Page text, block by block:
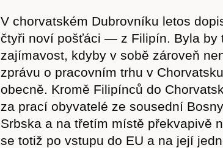
V chorvatském Dubrovníku letos
čtyři noví pošťáci — z Filipín. Byla by
zajímavost, kdyby v sobě zároveň
zprávu o pracovním trhu v
obecně. Kromě Filipínců do
za prací obyvatelé ze sousední
Srbska a na třetím místě překvapivě
se totiž po vstupu do EU a na její